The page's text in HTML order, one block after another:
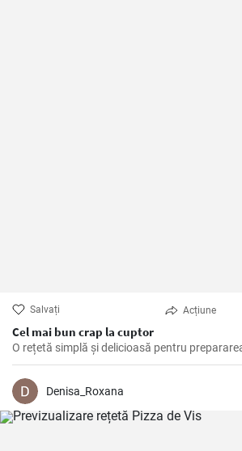
Salvați Acțiune
Cel mai bun crap la cuptor
O rețetă simplă și delicioasă pentru
Denisa_Roxana